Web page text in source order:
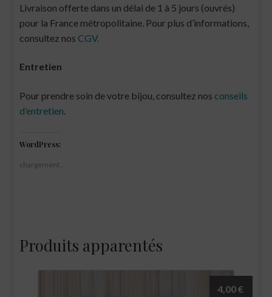
Livraison offerte dans un délai de 1 à 5 jours (ouvrés)
pour la France métropolitaine. Pour plus d’informations,
consultez nos CGV.
Entretien
Pour prendre soin de votre bijou, consultez nos conseils
d’entretien.
WordPress:
chargement…
Produits apparentés
4,00€